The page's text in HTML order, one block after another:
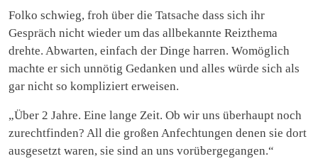
Folko schwieg, froh über die Tatsache dass sich ihr
Gespräch nicht wieder um das allbekannte Reizthema
drehte. Abwarten, einfach der Dinge harren. Womöglich
machte er sich unnötig Gedanken und alles würde sich als
gar nicht so kompliziert erweisen.
„Über 2 Jahre. Eine lange Zeit. Ob wir uns überhaupt noch
zurechtfinden? All die großen Anfechtungen denen sie dort
ausgesetzt waren, sie sind an uns vorübergegangen.“